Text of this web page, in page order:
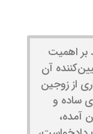
بر اهمیت
آن
از زوجین
ساده و
آمده،